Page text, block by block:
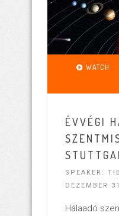
WATCH
ÉVVÉGI
SPEAKER:
DEZEMBER 31
Hálaadó